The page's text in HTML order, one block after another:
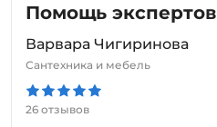
Помощь экспертов
Варвара Чигиринова
Сантехника и мебель
26 отзывов